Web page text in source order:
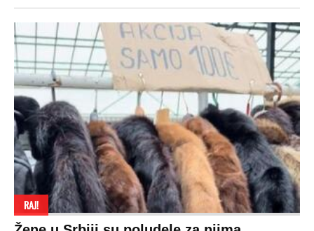
VESTI
Politika
Društvo
Hronika
Ekonomija
Beograd
Zasadi drvo
Kosovo
Sudbine
SHOWBIZ
Rijaliti
Zvezde
Holivud
Kviz
SPORT
Fudbal
Košarka
Tenis
Ostali sportovi
Navijači
Showtime
VIRALNO
Bizar
Svaštara
Tiktok
LIFESTYLE SVET MONDO INC.